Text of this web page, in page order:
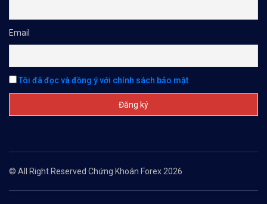
Email
Tôi đã đọc và đồng ý với chính sách bảo mật
© All Right Reserved Chứng Khoán Forex 2026